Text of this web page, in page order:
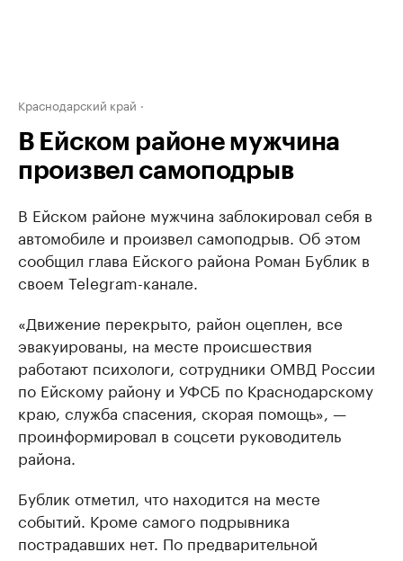
Краснодарский край
В Ейском районе мужчина
произвел самоподрыв
В Ейском районе мужчина заблокировал себя в
автомобиле и произвел самоподрыв. Об этом
сообщил глава Ейского района Роман Бублик в
своем Telegram-канале.
«Движение перекрыто, район оцеплен, все
эвакуированы, на месте происшествия
работают психологи, сотрудники ОМВД России
по Ейскому району и УФСБ по Краснодарскому
краю, служба спасения, скорая помощь», —
проинформировал в соцсети руководитель
района.
Бублик отметил, что находится на месте
событий. Кроме самого подрывника
пострадавших нет. По предварительной